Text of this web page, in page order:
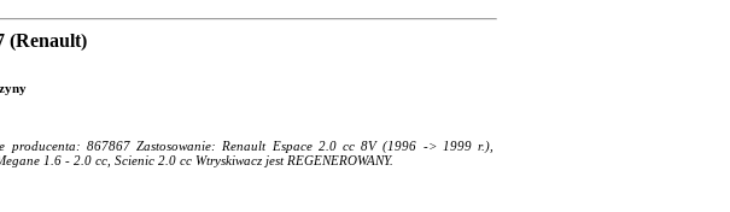
(Renault)
producenta: 867867 Zastosowanie: Renault Espace 2.0 cc 8V (1996 -> 1999 r.),
1.6 - 2.0 cc, Scienic 2.0 cc Wtryskiwacz jest REGENEROWANY.